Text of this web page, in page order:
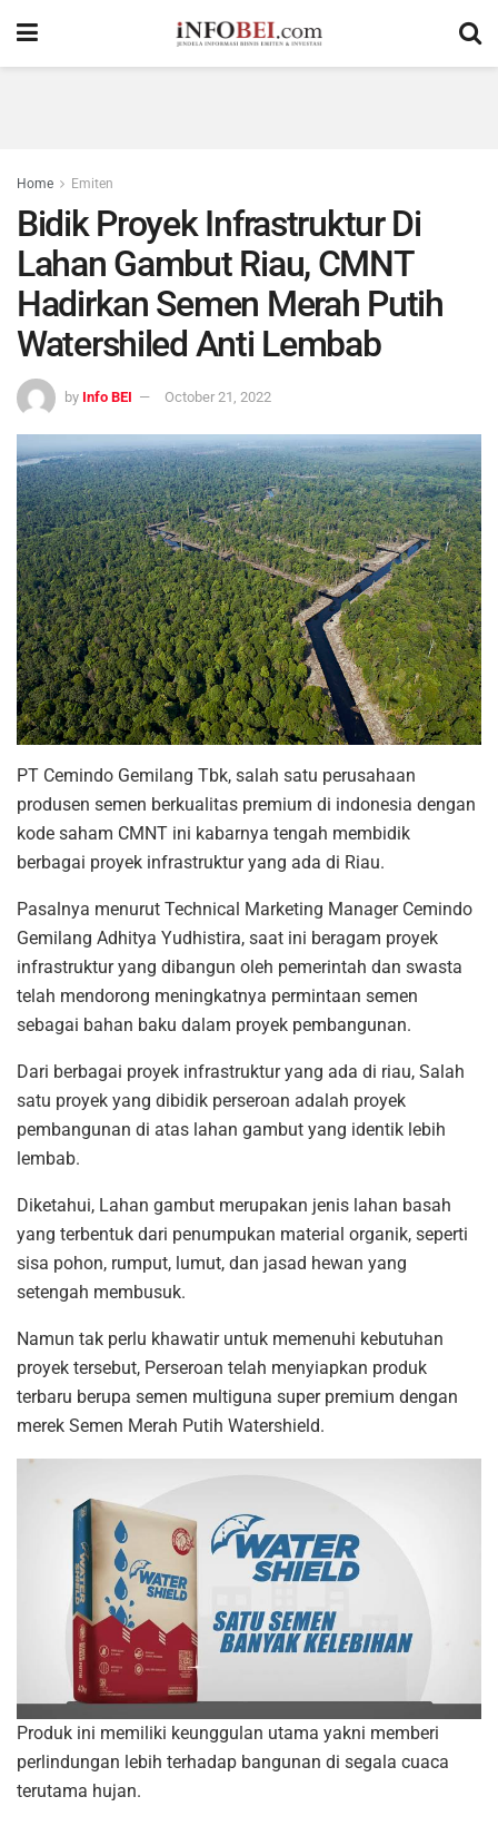
Home Emiten
Bidik Proyek Infrastruktur Di
Lahan Gambut Riau, CMNT
Hadirkan Semen Merah Putih
Watershiled Anti Lembab
by Info BEI October 21, 2022
PT Cemindo Gemilang Tbk, salah satu perusahaan
produsen semen berkualitas premium di indonesia dengan
kode saham CMNT ini kabarnya tengah membidik
berbagai proyek infrastruktur yang ada di Riau.
Pasalnya menurut Technical Marketing Manager Cemindo
Gemilang Adhitya Yudhistira, saat ini beragam proyek
infrastruktur yang dibangun oleh pemerintah dan swasta
telah mendorong meningkatnya permintaan semen
sebagai bahan baku dalam proyek pembangunan.
Dari berbagai proyek infrastruktur yang ada di riau, Salah
satu proyek yang dibidik perseroan adalah proyek
pembangunan di atas lahan gambut yang identik lebih
lembab.
Diketahui, Lahan gambut merupakan jenis lahan basah
yang terbentuk dari penumpukan material organik, seperti
sisa pohon, rumput, lumut, dan jasad hewan yang
setengah membusuk.
Namun tak perlu khawatir untuk memenuhi kebutuhan
proyek tersebut, Perseroan telah menyiapkan produk
terbaru berupa semen multiguna super premium dengan
merek Semen Merah Putih Watershield.
Produk ini memiliki keunggulan utama yakni memberi
perlindungan lebih terhadap bangunan di segala cuaca
terutama hujan.